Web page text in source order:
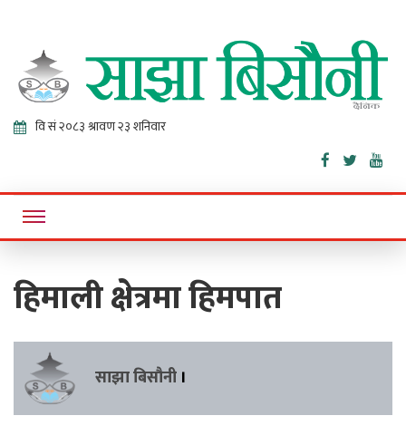
Sajha
Bisaunee
Online News Portal
हिमाली क्षेत्रमा हिमपात
साझा बिसौनी ।